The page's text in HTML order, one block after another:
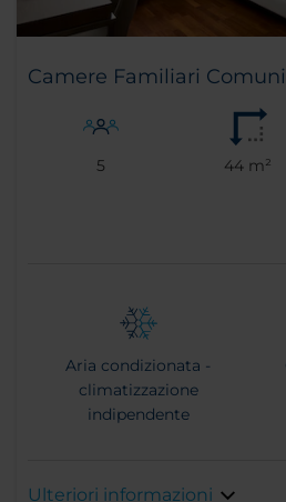
Camere Familiari
5 44 m²
Aria condizionata -
climatizzazione
indipendente
Ulteriori informazioni